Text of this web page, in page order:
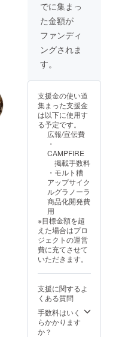
15g程度
・賞味
期限：
常温に
て製造
から2ヶ
直射日
光、高
温を避
けて保
存
（25℃
以下）
◇オリ
ジナル
ステッ
カー
書きを
ご確認
くださ
い。」
◇山口
地ビー
ビール
ライン
ナップ
の中か
ら種類
の違う3
本をお
送りし
ます。
種類は
お選び
いただ
けませ
ん。
「原材
料及び
添加物
等の食
品表示
はお届
け商品
のラベ
ルに表
記され
ます。
商品開
添加物
等の食
品表示
はお届
け商品
のラベ
ます。
商品開
封前に
は必ず
お届け
のリ
ターン
に貼付
された
ラベル
や注意
書きを
ご確認
くださ
い。」
◇モル
トグラ
ノーラ
セッ
ト・エ
スニッ
クグラ
ノーラ
・原材
料：
オーツ
「原材
料及び
添加物
等の食
品表示
はお届
ルに表
記され
ます。
商品開
封前に
は必ず
お届け
ターン
に貼付
された
ラベル
や注意
書きを
ご確認
くださ
い。」
◇Brewi
ng
Tomorr
owオリ
キャッ
プ ロ
ゴマー
クの刺
麦芽
（外国
製
造）、
大麦、
オーツ
プ、炭
容量 :
330ml
・アル
コール
分 :
賞味期
限：常
温にて
製造か
ら5ヶ月
・保存
直射日
光、高
温を避
けて保
存
（25℃
「原材
料及び
添加物
等の食
品表示
いま
す。新
しい挑
戦の舞
台裏を
一緒に
さい。
イン：
実施場
所は東
京23区
内にな
す。実
施場所
までの
交通費
は支援
者でご
ださ
い。 オ
ンライ
ン：事
前に
BREWT
りしま
す。オ
ンライ
ンで乾
杯しま
でに集まっ
た金額が
ファンディ
ングされま
す。
支援金の使い道
集まった支援金
は以下に使用す
る予定です。
広報/宣伝費
・
CAMPFIRE
掲載手数料
・モルト糟
アップサイク
ルグラノーラ
商品化開発費
用
※目標金額を超
えた場合はプロ
ジェクトの運営
費に充てさせて
いただきます。
支援に関するよ
くある質問
手数料はいく
らかかります
か？